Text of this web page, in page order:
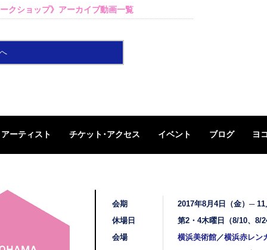
クショップ》アーカイブ動画一覧
アーティスト チケット･アクセス イベント ブログ ヨ
会期
2017年8月4日（金）─
休場日
第2・4木曜日（8/10、8/
会場
横浜美術館／横浜赤レン